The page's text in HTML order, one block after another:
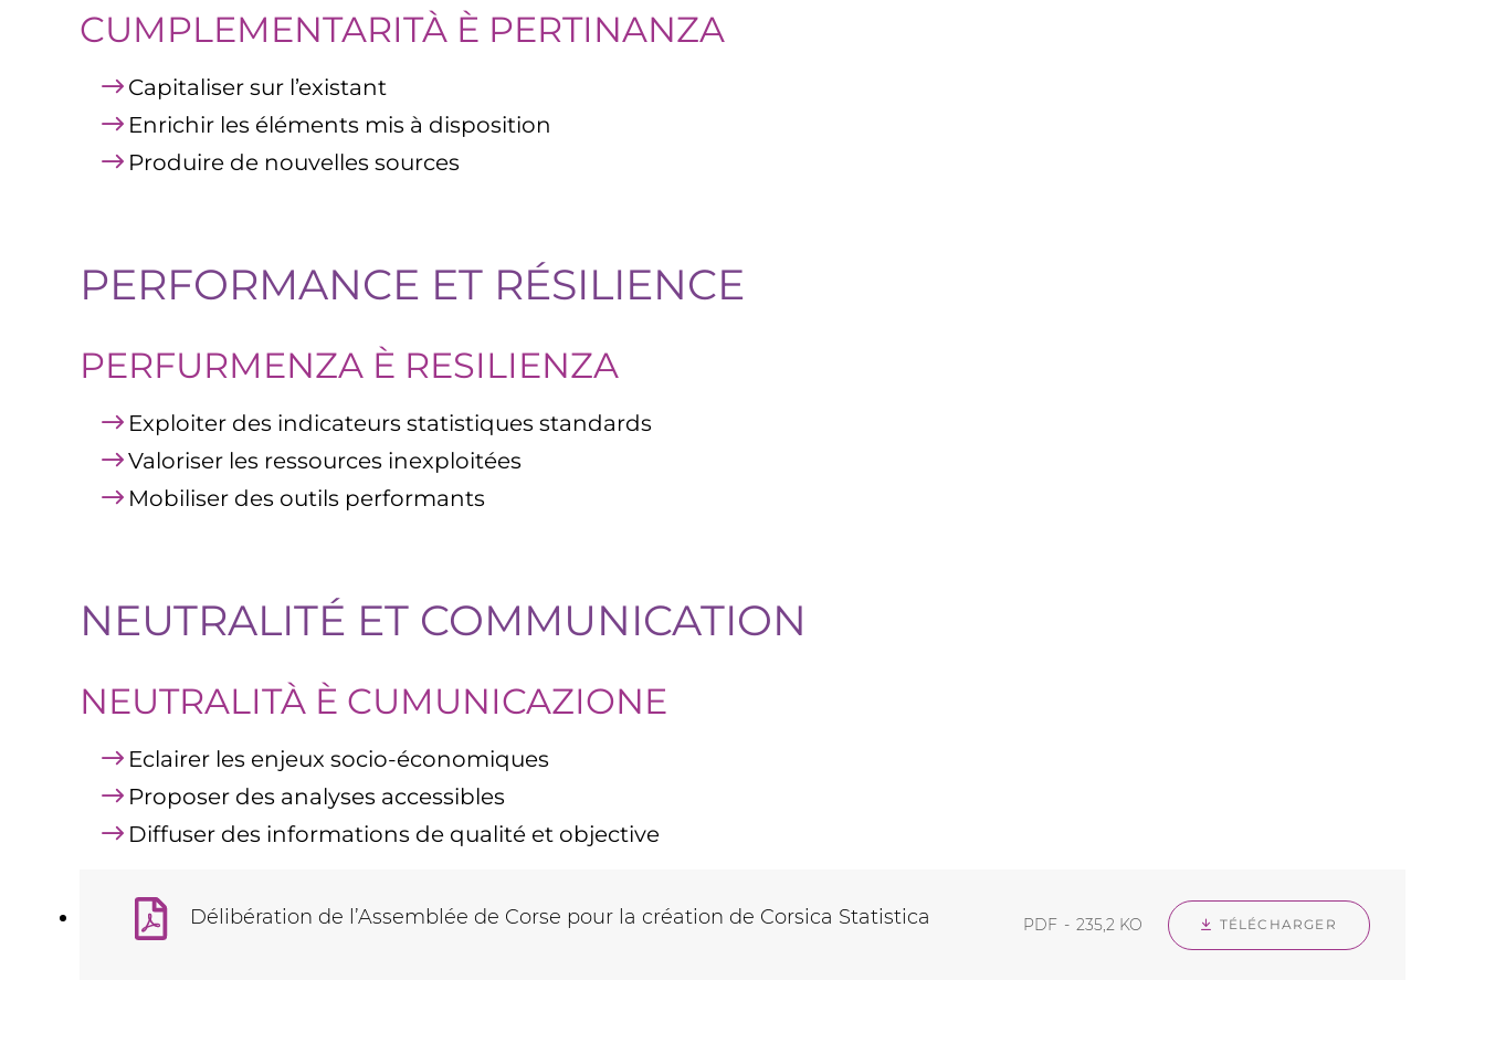
CUMPLEMENTARITÀ È PERTINANZA
Capitaliser sur l’existant
Enrichir les éléments mis à disposition
Produire de nouvelles sources
PERFORMANCE ET RÉSILIENCE
PERFURMENZA È RESILIENZA
Exploiter des indicateurs statistiques standards
Valoriser les ressources inexploitées
Mobiliser des outils performants
NEUTRALITÉ ET COMMUNICATION
NEUTRALITÀ È CUMUNICAZIONE
Eclairer les enjeux socio-économiques
Proposer des analyses accessibles
Diffuser des informations de qualité et objective
Délibération de l’Assemblée de Corse pour la création de Corsica Statistica PDF 235,2 KO TÉLÉCHARGER